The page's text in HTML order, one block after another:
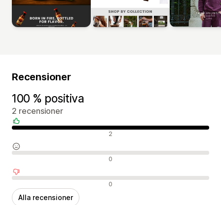
Recensioner
100 % positiva
2 recensioner
Positiva recensioner 2
Neutrala recensioner 0
Negativa recensioner 0
Alla recensioner